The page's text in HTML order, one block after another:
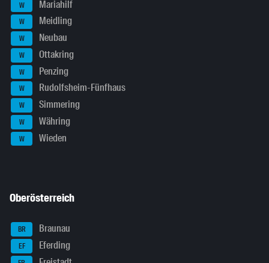
W Mariahilf
W Meidling
W Neubau
W Ottakring
W Penzing
W Rudolfsheim-Fünfhaus
W Simmering
W Währing
W Wieden
Oberösterreich
BR Braunau
EF Eferding